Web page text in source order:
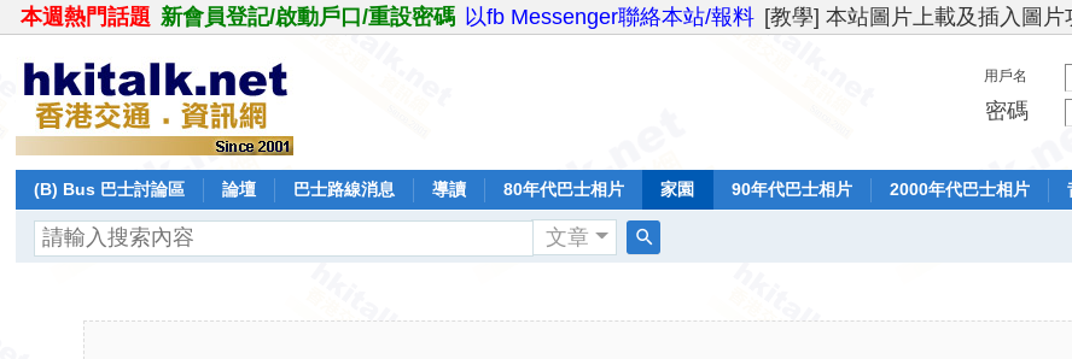
本週熱門話題 新會員登記/啟動戶口/重設密碼 以fb Messenger聯絡本站/報料 [教學] 本站圖片上載及插入圖片
用戶名
密碼
(B) Bus 巴士討論區 論壇 巴士路線消息 導讀 80年代巴士相片 家園 90年代巴士相片 2000年代巴士相片
文章